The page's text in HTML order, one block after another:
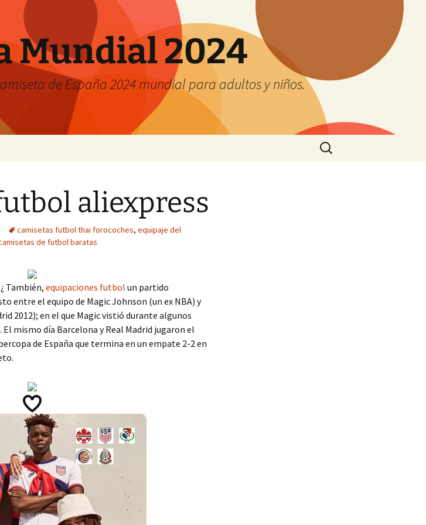
Mundial 2024
de España 2024 mundial para adultos y niños.
Buscar:
aliexpress
camisetas futbol thai forocoches, equipaje del
de futbol baratas
También,equipaciones futbol un partido
entre el equipo de Magic Johnson (un ex NBA) y
2012); en el que Magic vistió durante algunos
mismo día Barcelona y Real Madrid jugaron el
de España que termina en un empate 2-2 en